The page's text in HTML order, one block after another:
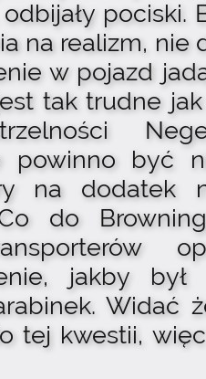
pociski.
na realizm, nie
w pojazd
tak trudne
powinno być
na dodatek
do
jakby
Widać
tej kwestii,